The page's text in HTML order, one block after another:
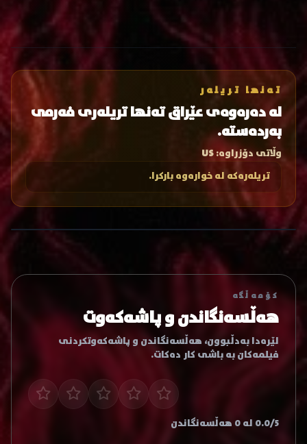
تەنها تریلەر
لە دەرەوەی عێراق تەنها تریلەری فەرمی
بەردەستە.
وڵاتی دۆزراوە:US
تریلەرەکە لە خوارەوە بارکرا.
کۆمەڵگە
هەڵسەنگاندن و پاشەکەوت
لێرەدا بەدڵبوون، هەڵسەنگاندن و پاشەکەوتکردنی
فیلمەکان بە باشی کار دەکات.
0.0/5 لە 0 هەڵسەنگاندن